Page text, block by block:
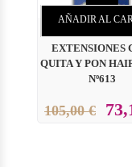
AÑADIR AL
EXTENSIONES
QUITA Y PON
Nº613
105,00 €